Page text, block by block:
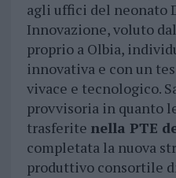
agli uffici del neonato
Innovazione, voluto
proprio a Olbia,
innovativa e con un
vivace e tecnologico.
provvisoria in quanto
trasferite nella PTE
completata la nuova
produttivo consortile